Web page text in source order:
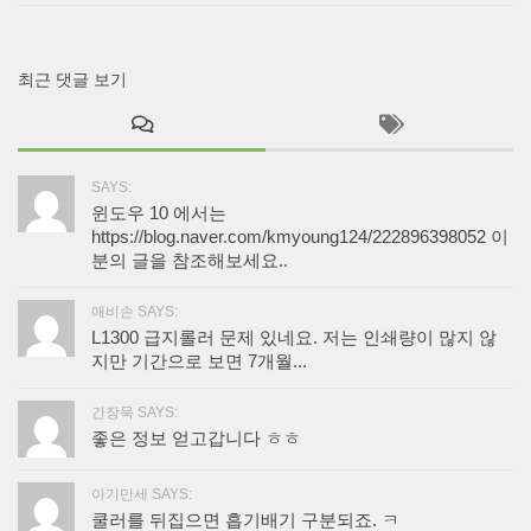
최근 댓글 보기
SAYS:
윈도우 10 에서는
https://blog.naver.com/kmyoung124/222896398052 이
분의 글을 참조해보세요..
애비손 SAYS:
L1300 급지롤러 문제 있네요. 저는 인쇄량이 많지 않
지만 기간으로 보면 7개월...
간장묵 SAYS:
좋은 정보 얻고갑니다 ㅎㅎ
아기만세 SAYS:
쿨러를 뒤집으면 흡기배기 구분되죠. ㅋ